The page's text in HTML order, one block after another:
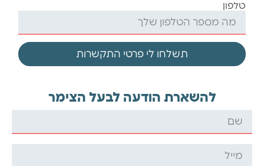
טלפון
תשלחו לי פרטי התקשרות
להשארת הודעה לבעל הצימר